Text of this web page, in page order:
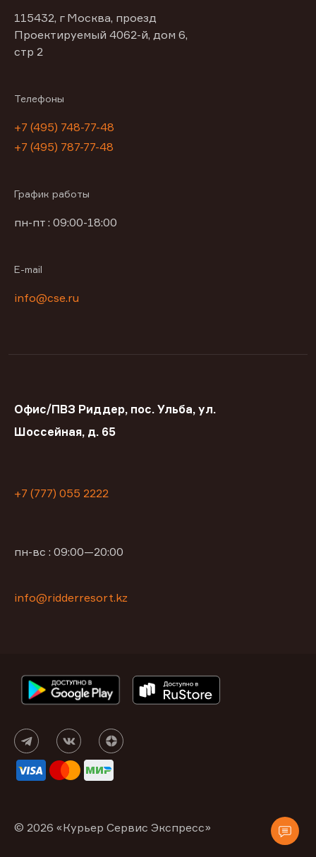
115432, г Москва, проезд
Проектируемый 4062-й, дом 6,
стр 2
Телефоны
+7 (495) 748-77-48
+7 (495) 787-77-48
График работы
пн-пт : 09:00-18:00
E-mail
info@cse.ru
Офис/ПВЗ Риддер, пос. Ульба, ул.
Шоссейная, д. 65
+7 (777) 055 2222
пн-вс : 09:00—20:00
info@ridderresort.kz
© 2026 «Курьер Сервис Экспресс»